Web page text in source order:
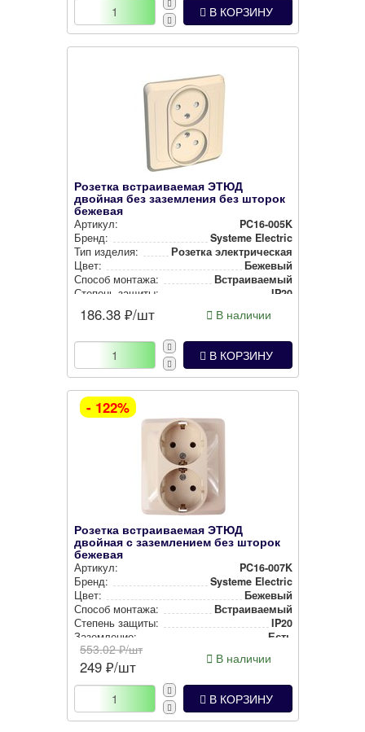
В КОРЗИНУ
Розетка встраиваемая ЭТЮД
двойная без заземления без шторок
бежевая
Артикул:
PC16-005K
Бренд:
Systeme Electric
Тип изделия:
Розетка элек­три­чес­кая
Цвет:
Бежевый
Способ монтажа:
Встра­ива­емый
Степень защиты:
IP20
186.38 ₽/шт В наличии
В КОРЗИНУ
- 122%
Розетка встраиваемая ЭТЮД
двойная с заземлением без шторок
бежевая
Артикул:
PC16-007K
Бренд:
Systeme Electric
Цвет:
Бежевый
Способ монтажа:
Встра­ива­емый
Степень защиты:
IP20
Заземление:
Есть
553.02₽/шт
249 ₽/шт В наличии
В КОРЗИНУ